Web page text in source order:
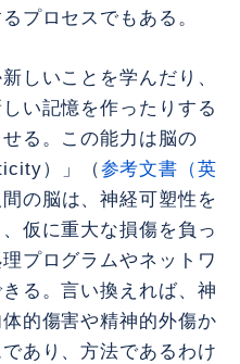
プロセスでもある。
しいことを学んだり、
い記憶を作ったりする
る。この能力は脳の
）」（参考文書（英
の脳は、神経可塑性を
仮に重大な損傷を負っ
プログラムやネットワ
る。言い換えれば、神
的傷害や精神的外傷か
あり、方法であるわけ